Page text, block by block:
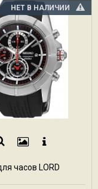
НЕТ В НАЛИЧИИ
часов LORD